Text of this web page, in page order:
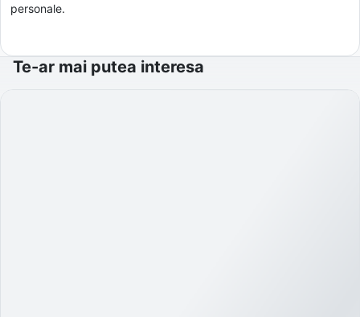
personale.
Te-ar mai putea interesa